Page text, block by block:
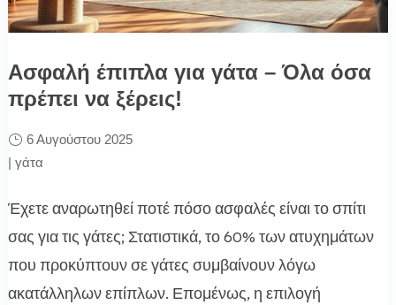
Ασφαλή έπιπλα για γάτα – Όλα όσα
πρέπει να ξέρεις!
6 Αυγούστου 2025
| γάτα
Έχετε αναρωτηθεί ποτέ πόσο ασφαλές είναι το σπίτι
σας για τις γάτες; Στατιστικά, το 60% των ατυχημάτων
που προκύπτουν σε γάτες συμβαίνουν λόγω
ακατάλληλων επίπλων. Επομένως, η επιλογή